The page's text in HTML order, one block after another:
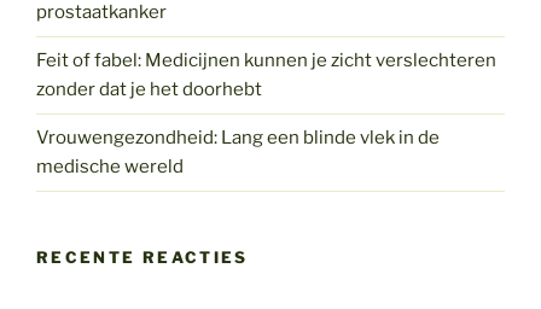
prostaatkanker
Feit of fabel: Medicijnen kunnen je zicht verslechteren
zonder dat je het doorhebt
Vrouwengezondheid: Lang een blinde vlek in de
medische wereld
RECENTE REACTIES